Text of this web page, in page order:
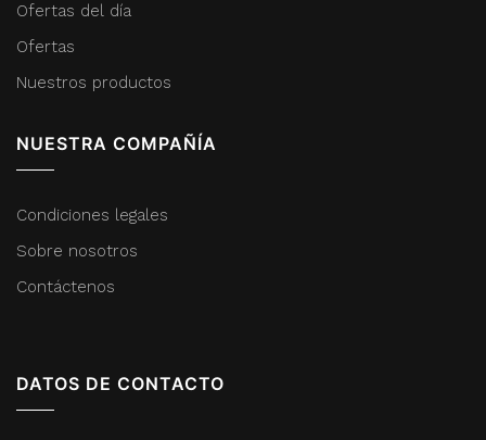
Ofertas del día
Ofertas
Nuestros productos
NUESTRA COMPAÑÍA
Condiciones legales
Sobre nosotros
Contáctenos
DATOS DE CONTACTO